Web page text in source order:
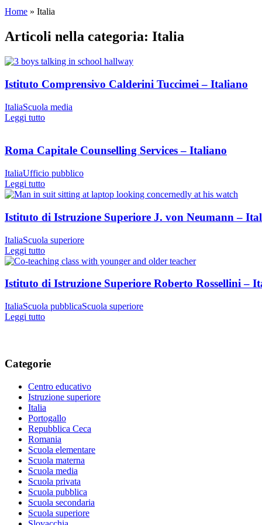
Home » Italia
Articoli nella categoria: Italia
Istituto Comprensivo Calderini Tuccimei – Italiano
ItaliaScuola media
Leggi tutto
Roma Capitale Counselling Services – Italiano
ItaliaUfficio pubblico
Leggi tutto
Istituto di Istruzione Superiore J. von Neumann –
ItaliaScuola superiore
Leggi tutto
Istituto di Istruzione Superiore Roberto Rossellini –
ItaliaScuola pubblicaScuola superiore
Leggi tutto
Categorie
Centro educativo
Istruzione superiore
Italia
Portogallo
Repubblica Ceca
Romania
Scuola elementare
Scuola materna
Scuola media
Scuola privata
Scuola pubblica
Scuola secondaria
Scuola superiore